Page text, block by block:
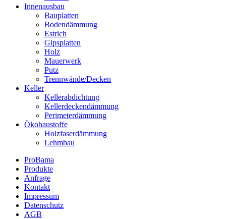
Innenausbau
Bauplatten
Bodendämmung
Estrich
Gipsplatten
Holz
Mauerwerk
Putz
Trennwände/Decken
Keller
Kellerabdichtung
Kellerdeckendämmung
Perimeterdämmung
Ökobaustoffe
Holzfaserdämmung
Lehmbau
ProBama
Produkte
Anfrage
Kontakt
Impressum
Datenschutz
AGB